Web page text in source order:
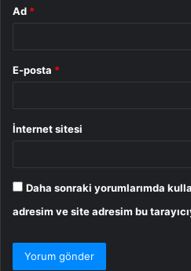
Ad *
E-posta *
İnternet sitesi
Daha sonraki yorumlarımda
adresim ve site adresim bu